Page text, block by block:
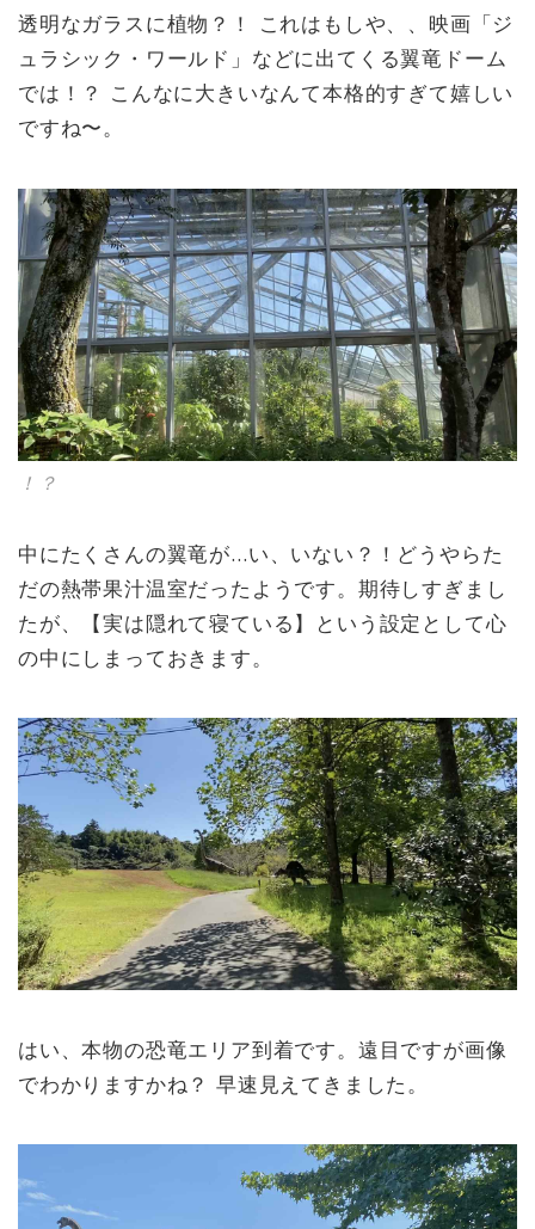
透明なガラスに植物？！ これはもしや、、映画「ジ
ュラシック・ワールド」などに出てくる翼竜ドーム
では！？ こんなに大きいなんて本格的すぎて嬉しい
ですね〜。
！？
中にたくさんの翼竜が…い、いない？！どうやらた
だの熱帯果汁温室だったようです。期待しすぎまし
たが、【実は隠れて寝ている】という設定として心
の中にしまっておきます。
はい、本物の恐竜エリア到着です。遠目ですが画像
でわかりますかね？ 早速見えてきました。